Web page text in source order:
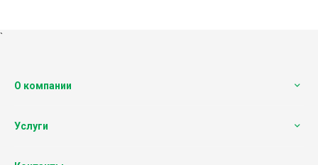
`
О компании
Услуги